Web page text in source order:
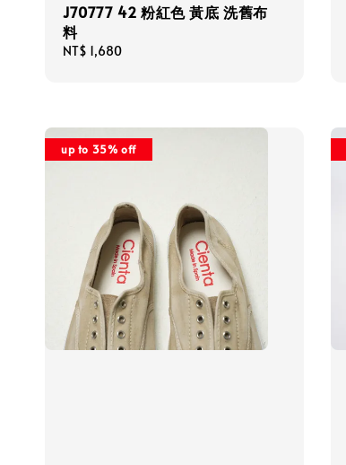
J70777 42 粉紅色 黃底 洗舊布
料
Regular
NT$ 1,680
up to 35% off